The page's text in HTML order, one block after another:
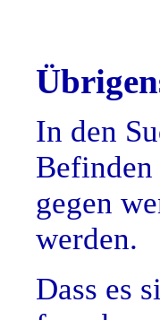
In den
Befinden
gegen
werden.
Dass es